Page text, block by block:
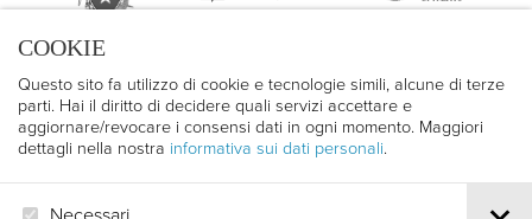
COOKIE
Questo sito fa utilizzo di cookie e tecnologie simili, alcune di terze
parti. Hai il diritto di decidere quali servizi accettare e
aggiornare/revocare i consensi dati in ogni momento. Maggiori
dettagli nella nostra informativa sui dati personali.